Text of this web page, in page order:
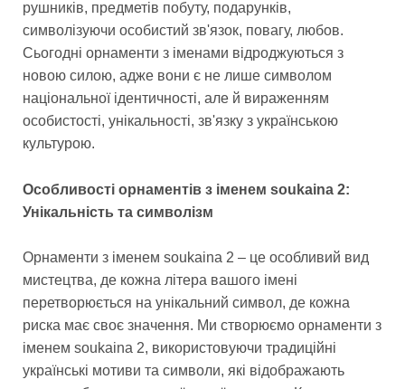
рушників, предметів побуту, подарунків,
символізуючи особистий зв'язок, повагу, любов.
Сьогодні орнаменти з іменами відроджуються з
новою силою, адже вони є не лише символом
національної ідентичності, але й вираженням
особистості, унікальності, зв'язку з українською
культурою.
Особливості орнаментів з іменем soukaina 2:
Унікальність та символізм
Орнаменти з іменем soukaina 2 – це особливий вид
мистецтва, де кожна літера вашого імені
перетворюється на унікальний символ, де кожна
риска має своє значення. Ми створюємо орнаменти з
іменем soukaina 2, використовуючи традиційні
українські мотиви та символи, які відображають